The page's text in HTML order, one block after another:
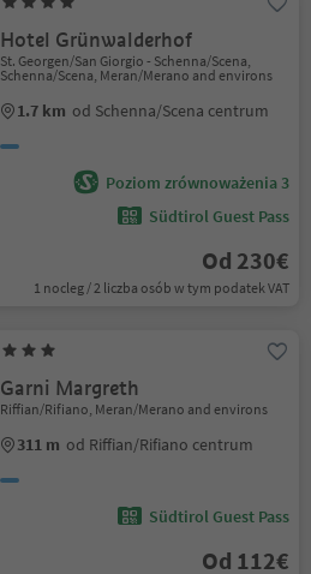
Hotel Grünwalderhof
St. Georgen/San Giorgio - Schenna/Scena,
Schenna/Scena, Meran/Merano and environs
1.7 km od Schenna/Scena centrum
Poziom zrównoważenia 3
Südtirol Guest Pass
Od 230€
1 nocleg / 2 liczba osób w tym podatek VAT
Garni Margreth
Riffian/Rifiano, Meran/Merano and environs
311 m od Riffian/Rifiano centrum
Südtirol Guest Pass
Od 112€